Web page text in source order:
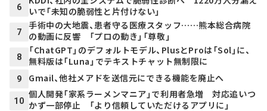
6
いで「未知の脆弱性と片付けない」
7
手術中の大地震、患者守る医療スタッフ……熊本総合病院
の動画に反響 「プロの動き」「尊敬」
8
「ChatGPT」のデフォルトモデル、PlusとProは「Sol」に、
無料版は「Luna」でテキストチャット無制限に
9 Gmail、他社メアドを送信元にできる機能を廃止へ
10
個人開発「家系ラーメンマニア」で利用者急増 対応追いつ
かず一部停止 「より信頼していただけるアプリに」